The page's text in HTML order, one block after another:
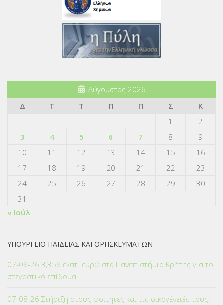
Αύγουστος 2026
Δ
Τ Τ Π Π Σ
Κ
1
2
3
4 5 6 7 8
9
10
11 12 13 14 15
16
17
18 19 20 21 22
23
24
25 26 27 28 29
30
31
« Ιούλ
ΥΠΟΥΡΓΕΙΟ ΠΑΙΔΕΙΑΣ ΚΑΙ ΘΡΗΣΚΕΥΜΑΤΩΝ
07-08-26 3,358 εκατ. ευρώ στο Πανεπιστήμιο Κρήτης για το
στεγαστικό επίδομα
07-08-26 Στήριξη στους φοιτητές και τις οικογένειές τους: